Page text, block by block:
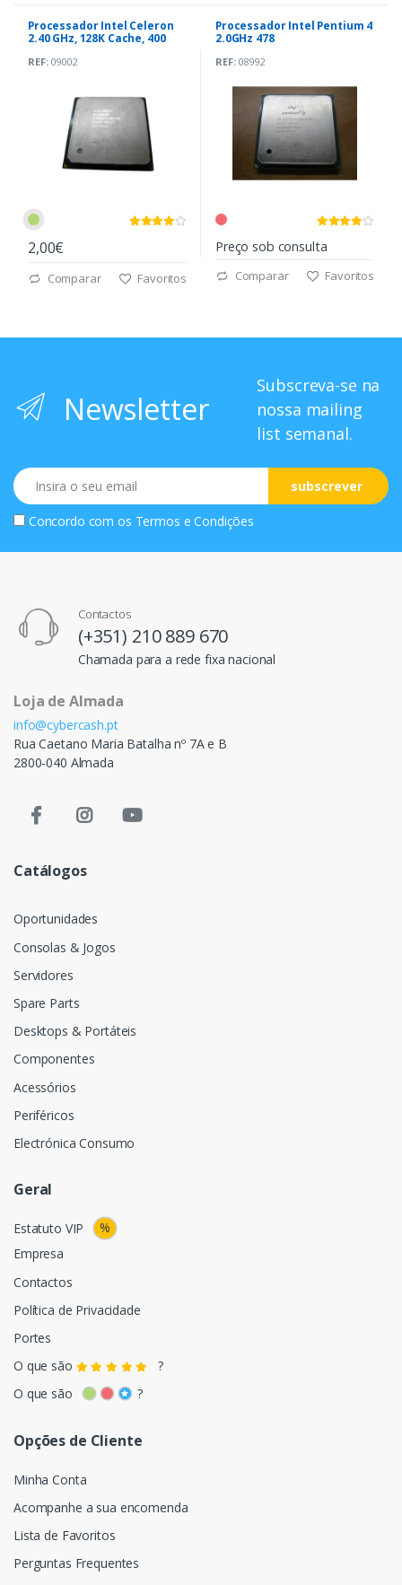
Processador Intel Celeron
2.40 GHz, 128K Cache, 400
REF:09002
2,00€
Comparar Favoritos
Processador Intel Pentium 4
2.0GHz 478
REF:08992
Preço sob consulta
Comparar Favoritos
Newsletter
Subscreva-se na
nossa mailing
list semanal.
Email
subscrever
Concordo com os Termos e Condições
Contactos
(+351) 210 889 670
Chamada para a rede fixa nacional
Loja de Almada
info@cybercash.pt
Rua Caetano Maria Batalha nº 7A e B
2800-040 Almada
Catálogos
Oportunidades
Consolas & Jogos
Servidores
Spare Parts
Desktops & Portáteis
Componentes
Acessórios
Periféricos
Electrónica Consumo
Geral
Estatuto VIP
%
Empresa
Contactos
Política de Privacidade
Portes
O que são
?
O que são
?
Opções de Cliente
Minha Conta
Acompanhe a sua encomenda
Lista de Favoritos
Perguntas Frequentes